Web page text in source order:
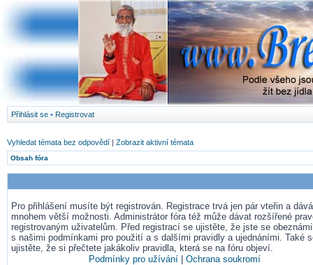
Přihlásit se • Registrovat
Vyhledat témata bez odpovědí | Zobrazit aktivní témata
Obsah fóra
Pro přihlášení musíte být registrován. Registrace trvá jen pár vteřin a
mnohem větší možnosti. Administrátor fóra též může dávat rozšířené
registrovaným uživatelům. Před registrací se ujistěte, že jste se
s našimi podmínkami pro použití a s dalšími pravidly a ujednáními. Také
ujistěte, že si přečtete jakákoliv pravidla, která se na fóru objeví.
Podmínky pro užívání
Ochrana soukromí